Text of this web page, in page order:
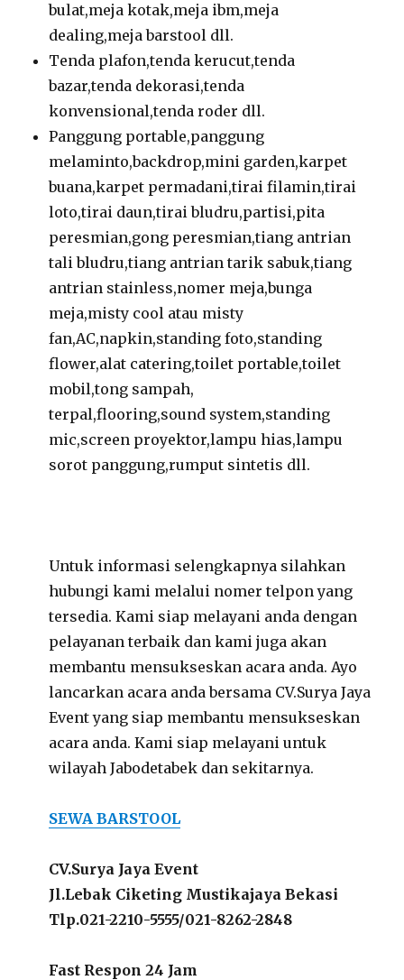
bulat,meja kotak,meja ibm,meja
dealing,meja barstool dll.
Tenda plafon,tenda kerucut,tenda
bazar,tenda dekorasi,tenda
konvensional,tenda roder dll.
Panggung portable,panggung
melaminto,backdrop,mini garden,karpet
buana,karpet permadani,tirai filamin,tirai
loto,tirai daun,tirai bludru,partisi,pita
peresmian,gong peresmian,tiang antrian
tali bludru,tiang antrian tarik sabuk,tiang
antrian stainless,nomer meja,bunga
meja,misty cool atau misty
fan,AC,napkin,standing foto,standing
flower,alat catering,toilet portable,toilet
mobil,tong sampah,
terpal,flooring,sound system,standing
mic,screen proyektor,lampu hias,lampu
sorot panggung,rumput sintetis dll.
Untuk informasi selengkapnya silahkan
hubungi kami melalui nomer telpon yang
tersedia. Kami siap melayani anda dengan
pelayanan terbaik dan kami juga akan
membantu mensukseskan acara anda. Ayo
lancarkan acara anda bersama CV.Surya Jaya
Event yang siap membantu mensukseskan
acara anda. Kami siap melayani untuk
wilayah Jabodetabek dan sekitarnya.
SEWA BARSTOOL
CV.Surya Jaya Event
Jl.Lebak Ciketing Mustikajaya Bekasi
Tlp.021-2210-5555/021-8262-2848
Fast Respon 24 Jam